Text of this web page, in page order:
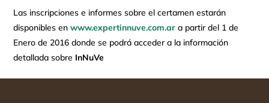
Las inscripciones e informes sobre el certamen estarán
disponibles enwww.expertinnuve.com.ar a partir del 1 de
Enero de 2016 donde se podrá acceder a la información
detallada sobre InNuVe